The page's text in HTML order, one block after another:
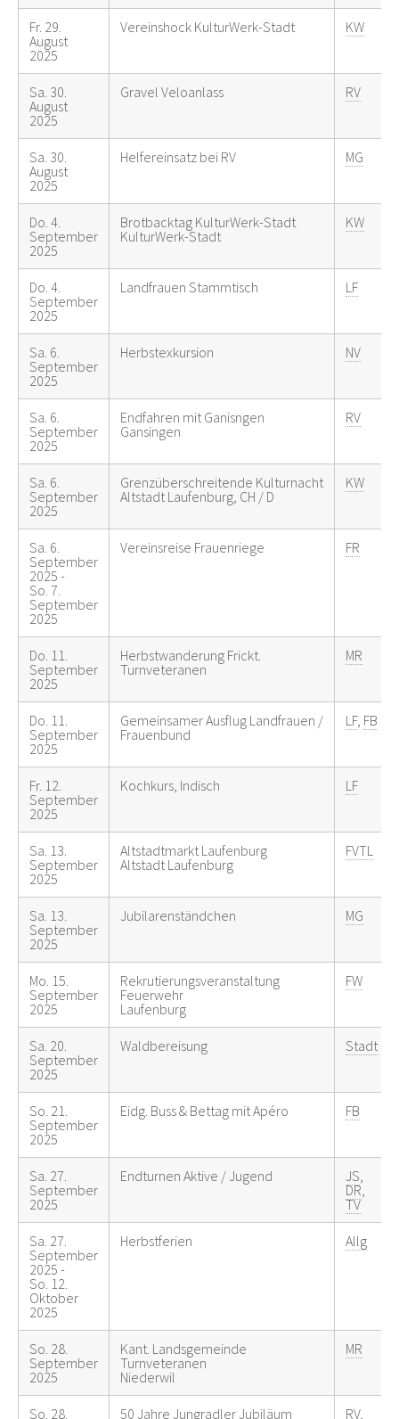
Fr. 29.
August
2025
Vereinshock KulturWerk-Stadt KW
Sa. 30.
August
2025
Gravel Veloanlass RV
Sa. 30.
August
2025
Helfereinsatz bei RV MG
Do. 4.
September
2025
Brotbacktag KulturWerk-Stadt
KulturWerk-Stadt
KW
Do. 4.
September
2025
Landfrauen Stammtisch LF
Sa. 6.
September
2025
Herbstexkursion NV
Sa. 6.
September
2025
Endfahren mit Ganisngen
Gansingen
RV
Sa. 6.
September
2025
Grenzüberschreitende Kulturnacht
Altstadt Laufenburg, CH / D
KW
Sa. 6.
September
2025 -
So. 7.
September
2025
Vereinsreise Frauenriege FR
Do. 11.
September
2025
Herbstwanderung Frickt.
Turnveteranen
MR
Do. 11.
September
2025
Gemeinsamer Ausflug Landfrauen /
Frauenbund
LF, FB
Fr. 12.
September
2025
Kochkurs, Indisch LF
Sa. 13.
September
2025
Altstadtmarkt Laufenburg
Altstadt Laufenburg
FVTL
Sa. 13.
September
2025
Jubilarenständchen MG
Mo. 15.
September
2025
Rekrutierungsveranstaltung
Feuerwehr
Laufenburg
FW
Sa. 20.
September
2025
Waldbereisung Stadt
So. 21.
September
2025
Eidg. Buss & Bettag mit Apéro FB
Sa. 27.
September
2025
Endturnen Aktive / Jugend JS
DR
TV
Sa. 27.
September
2025 -
So. 12.
Oktober
2025
Herbstferien Allg
So. 28.
September
2025
Kant. Landsgemeinde
Turnveteranen
Niederwil
MR
So. 28.
50 Jahre Jungradler Jubiläum RV,